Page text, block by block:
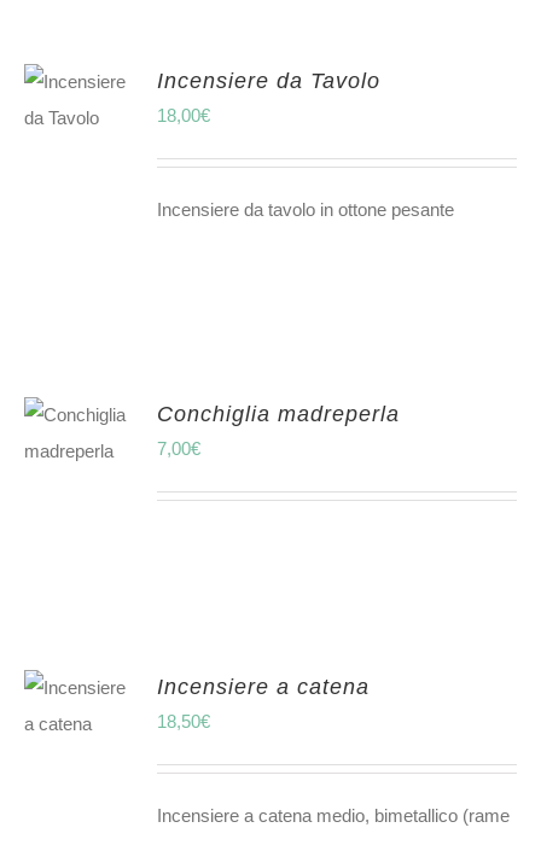
AL
Incensiere da Tavolo
18,00€
Incensiere da tavolo in ottone pesante
AL
Conchiglia madreperla
7,00€
AL
Incensiere a catena
18,50€
Incensiere a catena medio, bimetallico (rame